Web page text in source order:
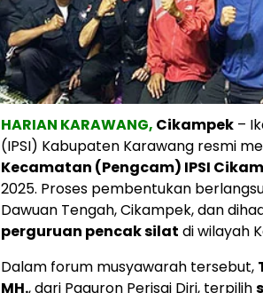
HARIAN KARAWANG, Cikampek –
(IPSI) Kabupaten Karawang resmi
Kecamatan (Pengcam) IPSI
2025. Proses pembentukan
Dawuan Tengah, Cikampek, dan
perguruan pencak silat di wilayah
Dalam forum musyawarah tersebut,
MH., dari Paguron Perisai Diri, terpilih